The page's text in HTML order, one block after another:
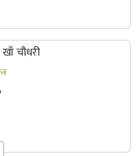
चौधरी